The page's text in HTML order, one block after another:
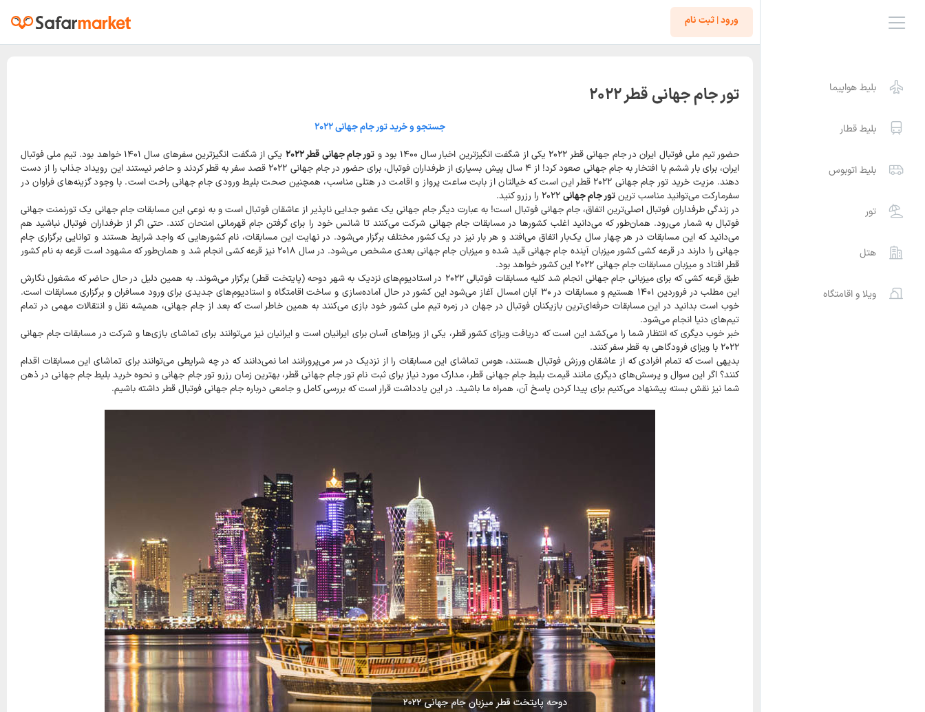
ورود | ثبت نام
بلیط هواپیما
بلیط قطار
بلیط اتوبوس
تور
هتل
ویلا و اقامتگاه
تور جام جهانی قطر ۲۰۲۲
جستجو و خرید تور جام جهانی ۲۰۲۲
حضور تیم ملی فوتبال ایران در جام جهانی قطر ۲۰۲۲ یکی از شگفت انگیزترین اخبار سال ۱۴۰۰ بود و
تور جام جهانی قطر ۲۰۲۲
یکی از شگفت انگیزترین سفرهای سال ۱۴۰۱ خواهد بود. تیم ملی فوتبال
ایران، برای بار ششم با افتخار به جام جهانی صعود کرد! از ۴ سال پیش بسیاری از طرفداران فوتبال، برای حضور در جام جهانی ۲۰۲۲ قصد سفر به قطر کردند و حاضر نیستند این رویداد جذاب را از دست
دهند. مزیت خرید تور جام جهانی ۲۰۲۲ قطر این است که خیالتان از بابت ساعت پرواز و اقامت در هتلی مناسب، همچنین صحت بلیط ورودی جام جهانی راحت است. با وجود گزینه‌های فراوان در
سفرمارکت می‌توانید مناسب ترین تور جام جهانی
در زندگی طرفداران فوتبال اصلی‌ترین اتفاق، جام جهانی فوتبال است! به عبارت دیگر جام جهانی یک عضو جدایی ناپذیر از عاشقان فوتبال است و به نوعی این مسابقات جام جهانی یک تورنمنت جهانی
فوتبال به شمار می‌رود. همان‌طور که می‌دانید اغلب کشورها در مسابقات جام جهانی شرکت می‌کنند تا شانس خود را برای گرفتن جام قهرمانی امتحان کنند. حتی اگر از طرفداران فوتبال نباشید هم
می‌دانید که این مسابقات در هر چهار سال یک‌بار اتفاق می‌افتد و هر بار نیز در یک کشور مختلف برگزار می‌شود. در نهایت این مسابقات، نام کشورهایی که واجد شرایط هستند و توانایی برگزاری جام
جهانی را دارند در قرعه ‌کشی کشور میزبان آینده جام جهانی قید شده و میزبان جام جهانی بعدی مشخص می‌شود. در سال ۲۰۱۸ نیز قرعه کشی انجام شد و همان‌طور که مشهود است قرعه به نام کشور
قطر افتاد و میزبان مسابقات جام جهانی ۲۰۲۲ این کشور خواهد بود.
طبق قرعه کشی که برای میزبانی جام جهانی انجام شد کلیه مسابقات فوتبالی ۲۰۲۲ در استادیوم‌های نزدیک به شهر دوحه (پایتخت قطر) برگزار می‌شوند. به همین دلیل در حال حاضر که مشغول نگارش
این مطلب در فروردین ۱۴۰۱ هستیم و مسابقات در ۳۰ آبان امسال آغاز می‌شود این کشور در حال آماده‌سازی و ساخت اقامتگاه و استادیوم‌های جدیدی برای ورود مسافران و برگزاری مسابقات است.
خوب است بدانید در این مسابقات حرفه‌ای‌ترین بازیکنان فوتبال در جهان در زمره تیم ملی کشور خود بازی می‌کنند به همین خاطر است که بعد از جام جهانی، همیشه نقل و انتقالات مهمی در تمام
تیم‌های دنیا انجام می‌شود.
خبر خوب دیگری که انتظار شما را می‌کشد این است که دریافت ویزای کشور قطر، یکی از ویزاهای آسان برای ایرانیان است و ایرانیان نیز می‌توانند برای تماشای بازی‌ها و شرکت در مسابقات جام جهانی
۲۰۲۲ با ویزای فرودگاهی به قطر سفر کنند.
بدیهی است که تمام افرادی که از عاشقان ورزش فوتبال هستند، هوس تماشای این مسابقات را از نزدیک در سر می‌پرورانند اما نمی‌دانند که در چه شرایطی می‌توانند برای تماشای این مسابقات اقدام
کنند؟ اگر این سوال و پرسش‌های دیگری مانند قیمت بلیط جام جهانی قطر، مدارک مورد نیاز برای ثبت نام تور جام جهانی قطر، بهترین زمان رزرو تور جام جهانی و نحوه خرید بلیط جام جهانی در ذهن
شما نیز نقش بسته پیشنهاد می‌کنیم برای پیدا کردن پاسخ آن، همراه ما باشید. در این یادداشت قرار است که بررسی کامل و جامعی درباره جام جهانی فوتبال قطر داشته باشیم.